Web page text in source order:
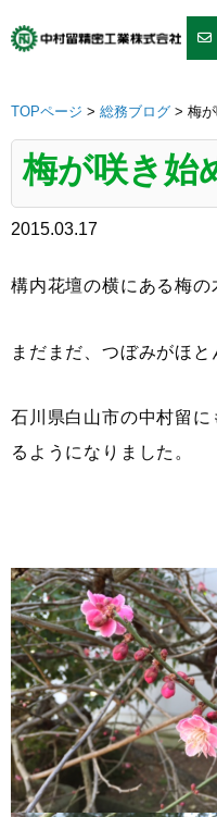
to
TOPページ > 総務ブログ > 梅
梅が咲き始
2015.03.17
構内花壇の横にある梅の
まだまだ、つぼみがほと
石川県白山市の中村留
るようになりました。